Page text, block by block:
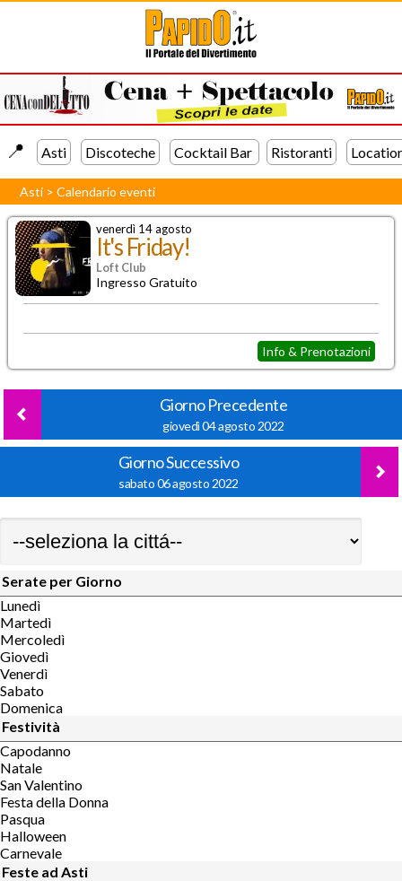
📍️ Asti Discoteche Cocktail Bar Ristoranti
Asti >Calendario eventi
venerdì 14 agosto
It's Friday!
Loft Club
Ingresso Gratuito
Info & Prenotazioni
Giorno Precedente
giovedì 04 agosto 2022
Giorno Successivo
sabato 06 agosto 2022
Serate per Giorno
Lunedì
Martedì
Mercoledì
Giovedì
Venerdì
Sabato
Domenica
Festività
Capodanno
Natale
San Valentino
Festa della Donna
Pasqua
Halloween
Carnevale
Feste ad Asti